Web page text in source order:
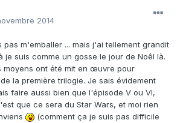
2014
pas m'emballer ... mais j'ai tellement grandit
je suis comme un gosse le jour de Noêl là.
moyens ont été mit en œuvre pour
la première trilogie. Je sais évidement
faire aussi bien que l'épisode V ou VI,
que ce sera du Star Wars, et moi rien
(comment ça je suis pas difficile